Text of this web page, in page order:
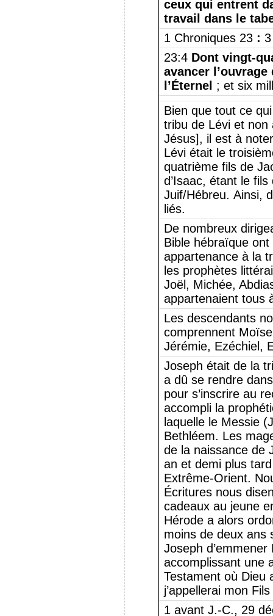
ceux qui entrent
travail dans le
1 Chroniques 23: 3
23:4 Dont vingt-
avancer
l’Éternel ; et six
Bien que tout ce
tribu de Lévi et
Jésus], il est à
Lévi était le
quatrième fils de
d’Isaac, étant le
Juif/Hébreu. Ainsi,
liés.
De nombreux
Bible hébraïque
appartenance à la
les prophètes
Joël, Michée,
appartenaient tous
Les descendants
comprennent
Jérémie, Ezéchiel,
Joseph était de la
a dû se rendre
pour s’inscrire au
accompli la
laquelle le Messie
Bethléem. Les
de la naissance de
an et demi plus
Extrême-Orient.
Écritures nous
cadeaux au jeune
Hérode a alors
moins de deux ans
Joseph
accomplissant une
Testament où Dieu
j’appellerai mon
1 avant J.-C., 29